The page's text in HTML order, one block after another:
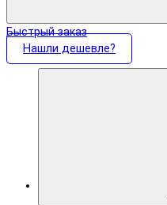
Быстрый заказ
Нашли дешевле?